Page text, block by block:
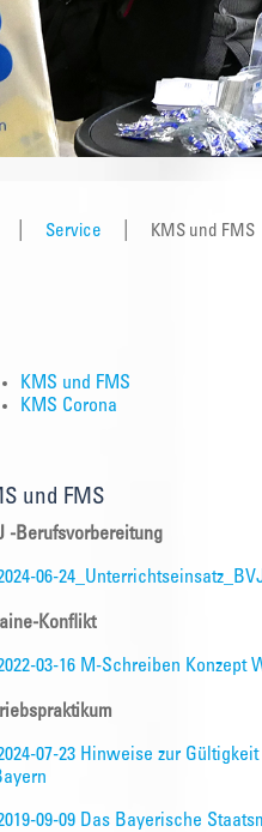
Service KMS und FMS
KMS und FMS
KMS Corona
und FMS
-Berufsvorbereitung
06-
Konflikt
03-16 M-Schreiben Konzept
07-23 Hinweise zur
09-09 Das Bayerische